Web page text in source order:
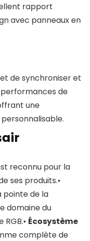
rapport
avec panneaux en
de synchroniser et
de
une
reconnu pour la
ses produits.•
pointe de la
domaine du
Écosystème
complète de